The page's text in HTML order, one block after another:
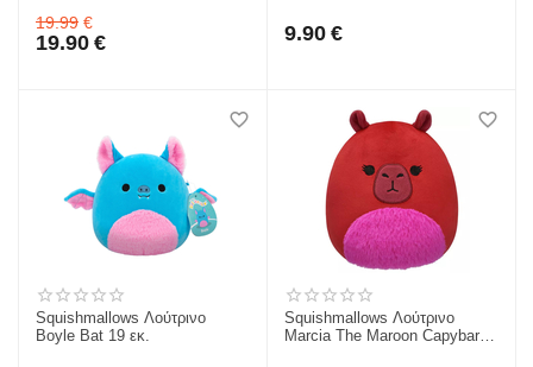
19.99 €
19.90 € 9.90 €
Squishmallows Λούτρινο
Boyle Bat 19 εκ.
Squishmallows Λούτρινο
Marcia The Maroon Capybara